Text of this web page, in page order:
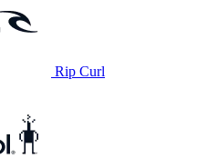
Rip Curl